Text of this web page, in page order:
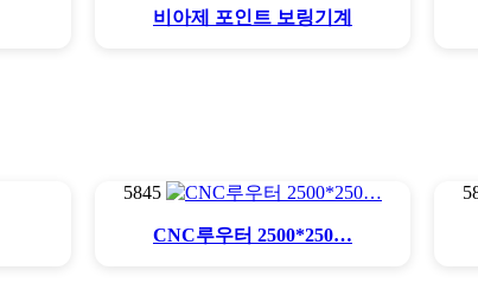
비아제 포인트 보링기계
5845
CNC루우터 2500*250…